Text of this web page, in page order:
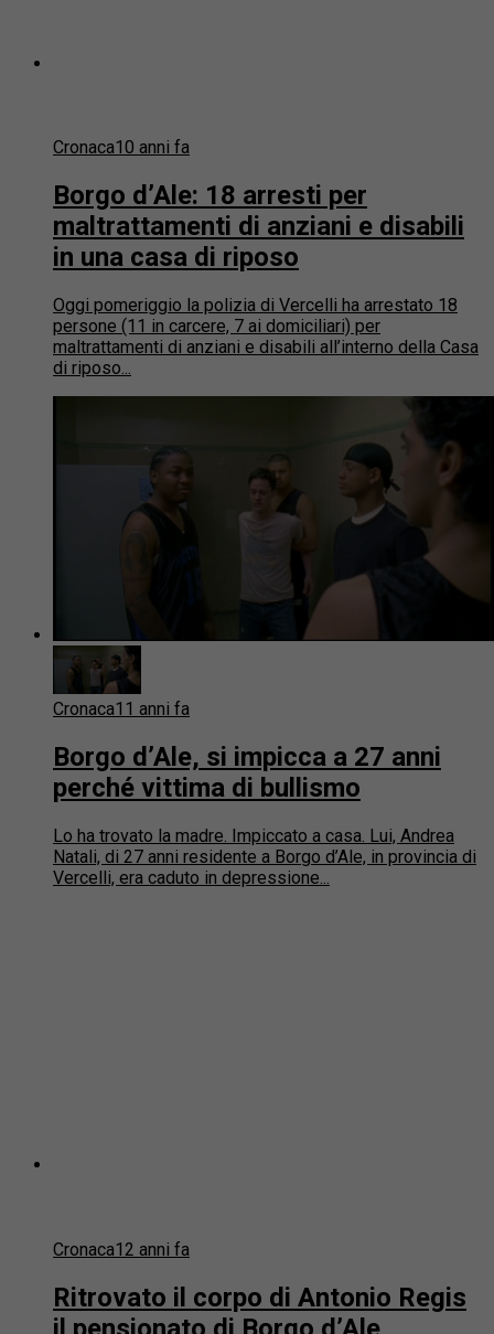
Cronaca10 anni fa
Borgo d’Ale: 18 arresti per
maltrattamenti di anziani e disabili
in una casa di riposo
Oggi pomeriggio la polizia di Vercelli ha arrestato 18
persone (11 in carcere, 7 ai domiciliari) per
maltrattamenti di anziani e disabili all’interno della Casa
di riposo...
Cronaca11 anni fa
Borgo d’Ale, si impicca a 27 anni
perché vittima di bullismo
Lo ha trovato la madre. Impiccato a casa. Lui, Andrea
Natali, di 27 anni residente a Borgo d’Ale, in provincia di
Vercelli, era caduto in depressione...
Cronaca12 anni fa
Ritrovato il corpo di Antonio Regis